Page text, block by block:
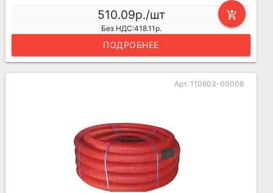
add_shopping_cart
510.09р./шт
Без НДС:418.11р.
ПОДРОБНЕЕ
Арт. 110603-00008